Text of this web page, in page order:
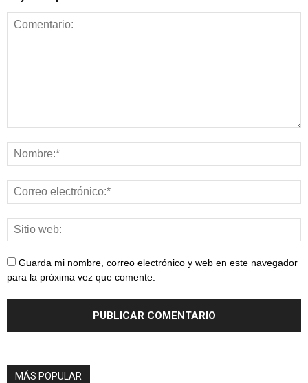
Guarda mi nombre, correo electrónico y web en este navegador
para la próxima vez que comente.
MÁS POPULAR